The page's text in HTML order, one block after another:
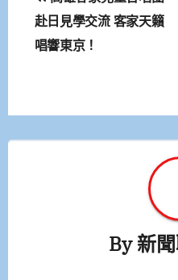
章
導
赴日見學交流 客家天籟
唱響東京！
By新